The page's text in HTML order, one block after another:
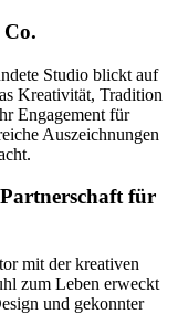
Studio blickt auf
Kreativität, Tradition
Engagement für
Auszeichnungen
für
mit der kreativen
zum Leben erweckt
und gekonnter